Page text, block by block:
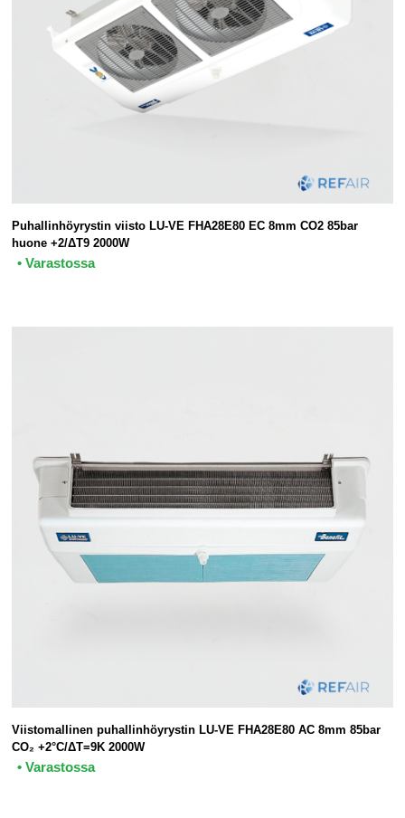
Puhallinhöyrystin viisto LU-VE FHA28E80 EC 8mm CO2 85bar
huone +2/ΔT9 2000W
• Varastossa
Viistomallinen puhallinhöyrystin LU-VE FHA28E80 AC 8mm 85bar
CO₂ +2°C/ΔT=9K 2000W
• Varastossa